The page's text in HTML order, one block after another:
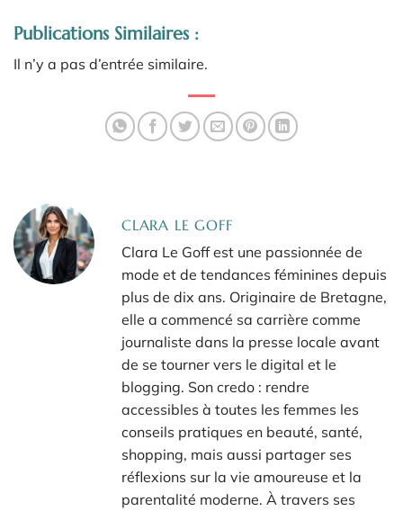
Publications Similaires :
Il n’y a pas d’entrée similaire.
CLARA LE GOFF
Clara Le Goff est une passionnée de
mode et de tendances féminines depuis
plus de dix ans. Originaire de Bretagne,
elle a commencé sa carrière comme
journaliste dans la presse locale avant
de se tourner vers le digital et le
blogging. Son credo : rendre
accessibles à toutes les femmes les
conseils pratiques en beauté, santé,
shopping, mais aussi partager ses
réflexions sur la vie amoureuse et la
parentalité moderne. À travers ses